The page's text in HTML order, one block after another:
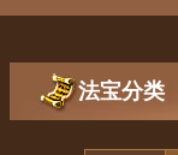
法宝分类